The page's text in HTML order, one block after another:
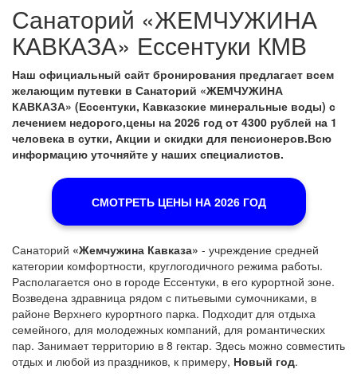
Санаторий «ЖЕМЧУЖИНА
КАВКАЗА» Ессентуки КМВ
Наш официальный сайт бронирования предлагает всем
желающим путевки в Санаторий «ЖЕМЧУЖИНА
КАВКАЗА» (Ессентуки, Кавказские минеральные воды) с
лечением недорого,цены на 2026 год от 4300 рублей на 1
человека в сутки, Акции и скидки для пенсионеров.Всю
информацию уточняйте у наших специалистов.
СМОТРЕТЬ ЦЕНЫ НА 2026 ГОД
Санаторий «Жемчужина Кавказа» - учреждение средней
категории комфортности, круглогодичного режима работы.
Располагается оно в городе Ессентуки, в его курортной зоне.
Возведена здравница рядом с питьевыми сумочниками, в
районе Верхнего курортного парка. Подходит для отдыха
семейного, для молодежных компаний, для романтических
пар. Занимает территорию в 8 гектар. Здесь можно совместить
отдых и любой из праздников, к примеру, Новый год.